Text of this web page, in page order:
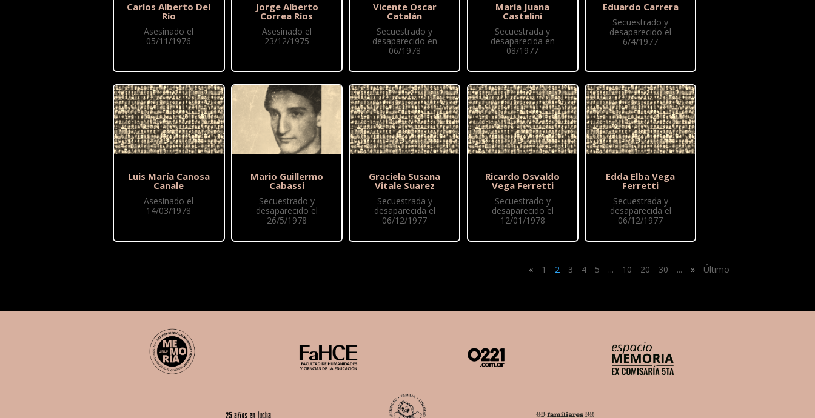
Carlos Alberto Del
Río
Asesinado el
05/11/1976
Luis María Canosa
Canale
Asesinado el
14/03/1978
Jorge Alberto
Correa Ríos
Asesinado el
23/12/1975
Mario Guillermo
Cabassi
Secuestrado y
desaparecido el
26/5/1978
Vicente Oscar
Catalán
Secuestrado y
desaparecido en
06/1978
Graciela Susana
Vitale Suarez
Secuestrada y
desaparecida el
06/12/1977
María Juana
Castelini
Secuestrada y
desaparecida en
08/1977
Ricardo Osvaldo
Vega Ferretti
Secuestrado y
desaparecido el
12/01/1978
Eduardo Carrera
Secuestrado y
desaparecido el
6/4/1977
Edda Elba Vega
Ferretti
Secuestrada y
desaparecida el
06/12/1977
« 1 2 3 4 5 ... 10 20 30 ... » Último